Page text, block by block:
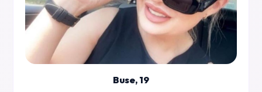
Buse, 19